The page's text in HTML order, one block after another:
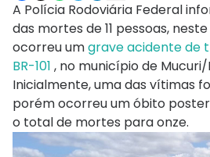
A Polícia Rodoviária Federal
das mortes de 11 pessoas,
ocorreu umgrave acidente de
BR-101 , no município de Mucuri/
Inicialmente, uma das vítimas
porém ocorreu um óbito
o total de mortes para onze.